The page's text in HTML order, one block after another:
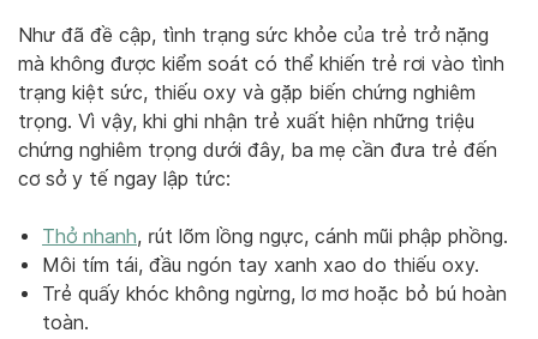
Như đã đề cập, tình trạng sức khỏe của trẻ trở nặng
mà không được kiểm soát có thể khiến trẻ rơi vào tình
trạng kiệt sức, thiếu oxy và gặp biến chứng nghiêm
trọng. Vì vậy, khi ghi nhận trẻ xuất hiện những triệu
chứng nghiêm trọng dưới đây, ba mẹ cần đưa trẻ đến
cơ sở y tế ngay lập tức:
Thở nhanh, rút lõm lồng ngực, cánh mũi phập phồng.
Môi tím tái, đầu ngón tay xanh xao do thiếu oxy.
Trẻ quấy khóc không ngừng, lơ mơ hoặc bỏ bú hoàn
toàn.